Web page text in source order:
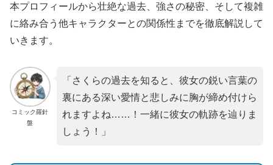
本プロフィールから壮絶な過去、強さの秘密、そして複雑
に絡み合う他キャラクターとの関係性までを徹底解説して
いきます。
コミック羅針
盤
「さくらの過去を知ると、彼女の鋭い言葉の
裏にある深い愛情と悲しみに胸が締め付けら
れますよね……！一緒に彼女の軌跡を辿りま
しょう！」